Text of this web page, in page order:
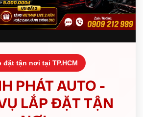
đặt tận nơi tại TP.HCM
PHÁT AUTO -
LẮP ĐẶT TẬN